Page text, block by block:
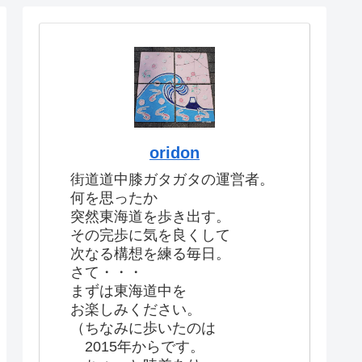
oridon
街道道中膝ガタガタの運営者。
何を思ったか
突然東海道を歩き出す。
その完歩に気を良くして
次なる構想を練る毎日。
さて・・・
まずは東海道中を
お楽しみください。
（ちなみに歩いたのは
2015年からです。